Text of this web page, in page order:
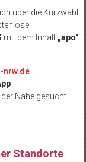
über die Kurzwahl
mit dem Inhalt „apo“
nrw.de
Nähe gesucht
Standorte